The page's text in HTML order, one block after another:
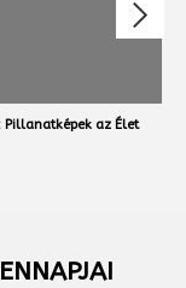
egyszer egy vadnyugat